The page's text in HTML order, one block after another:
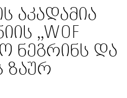
აკადამია
,,WOF
ნეგრინს და
ზაურ